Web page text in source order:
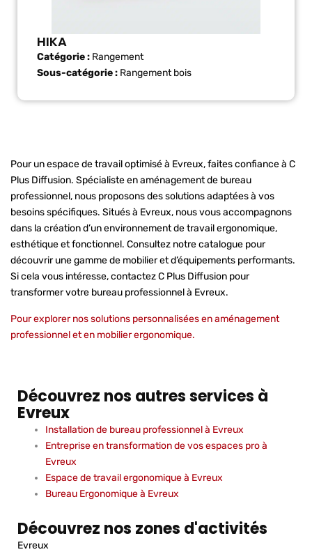
HIKA
Catégorie : Rangement
Sous-catégorie : Rangement bois
Pour un espace de travail optimisé à Evreux, faites confiance à C
Plus Diffusion. Spécialiste en aménagement de bureau
professionnel, nous proposons des solutions adaptées à vos
besoins spécifiques. Situés à Evreux, nous vous accompagnons
dans la création d’un environnement de travail ergonomique,
esthétique et fonctionnel. Consultez notre catalogue pour
découvrir une gamme de mobilier et d’équipements performants.
Si cela vous intéresse, contactez C Plus Diffusion pour
transformer votre bureau professionnel à Evreux.
Pour explorer nossolutions personnalisées en aménagement
professionnel et en mobilier ergonomique.
Découvrez nos autres services à
Evreux
Installation de bureau professionnel à Evreux
Entreprise en transformation de vos espaces pro à
Evreux
Espace de travail ergonomique à Evreux
Bureau Ergonomique à Evreux
Découvrez nos zones d'activités
Evreux